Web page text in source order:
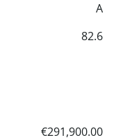
A
82.6
€291,900.00